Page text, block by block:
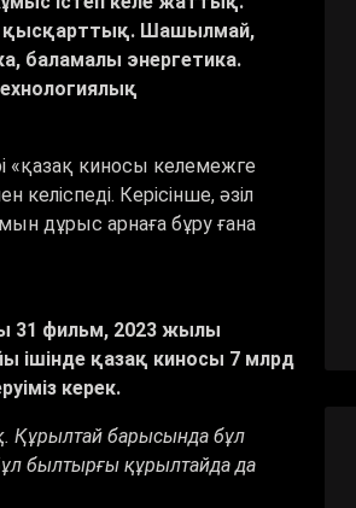
қысқарттық. Шашылмай,
баламалы энергетика.
«қазақ киносы келемежге
Керісінше, әзіл
дұрыс арнаға бұру ғана
31 фильм, 2023 жылы
ішінде қазақ киносы 7 млрд
керек.
Құрылтай барысында бұл
былтырғы құрылтайда да